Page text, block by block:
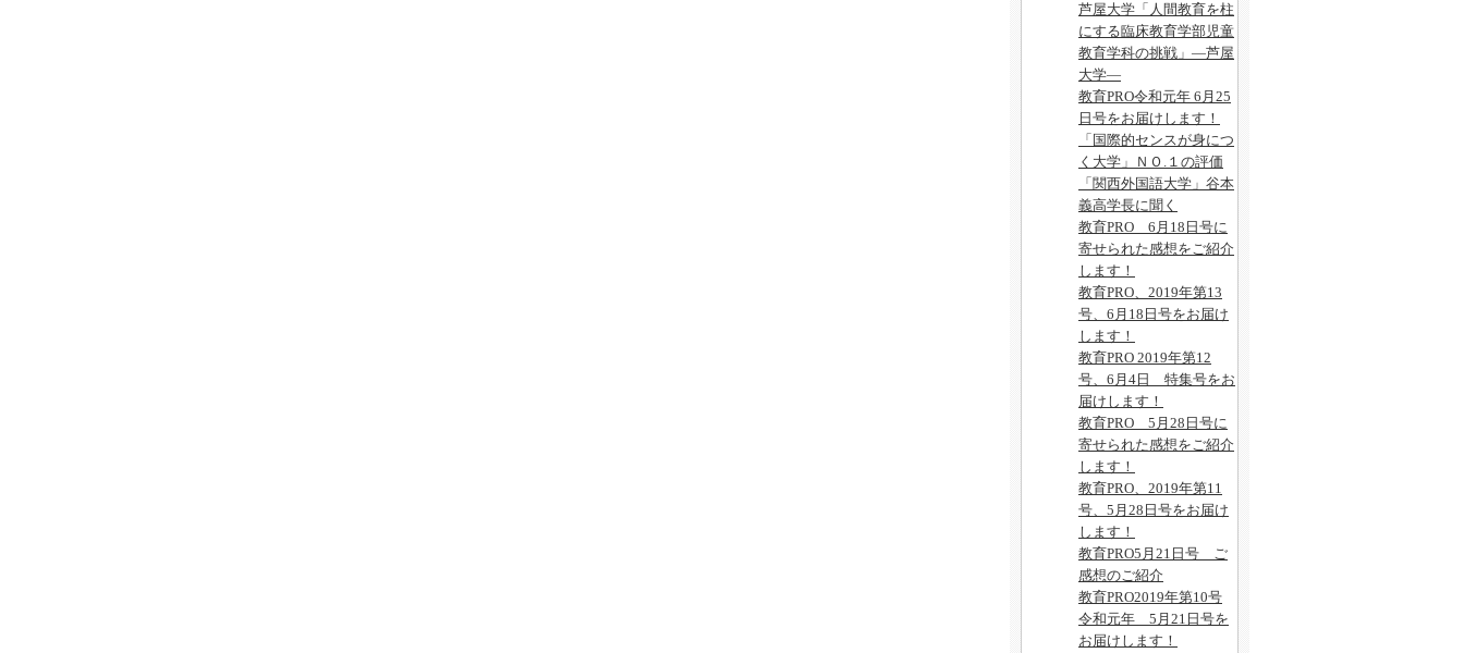
芦屋大学「人間教育を柱
にする臨床教育学部児童
教育学科の挑戦」―芦屋
大学―
教育PRO令和元年 6月25
日号をお届けします！
「国際的センスが身につ
く大学」ＮＯ.１の評価
「関西外国語大学」谷本
義高学長に聞く
教育PRO 6月18日号に
寄せられた感想をご紹介
します！
教育PRO、2019年第13
号、6月18日号をお届け
します！
教育PRO 2019年第12
号、6月4日 特集号をお
届けします！
教育PRO 5月28日号に
寄せられた感想をご紹介
します！
教育PRO、2019年第11
号、5月28日号をお届け
します！
教育PRO5月21日号 ご
感想のご紹介
教育PRO2019年第10号
令和元年 5月21日号を
お届けします！